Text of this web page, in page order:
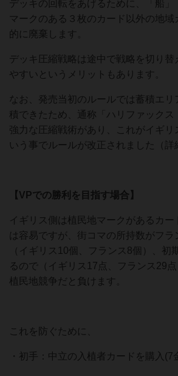
デッキの回転をあげるために、「船」
マークのある３枚のカード以外の地
的に廃棄します。
デッキ圧縮戦略は途中で戦略を切り替
やすいというメリットもあります。
なお、発売当初のルールでは蓄積エリ
積できたため、通称「ハリファックス
強力な圧縮戦術があり、これがイギリ
いう事でルールが改正されました（詳
【VPでの勝利を目指す場合】
イギリス側は植民地マークがあるカー
は容易ですが、街コマの所持数がフラ
（イギリス10個、フランス8個）、初
るので（イギリス17点、フランス29
植民地競争だと負けます。
これを防ぐために、
・初手：中立の入植者カードを購入(7